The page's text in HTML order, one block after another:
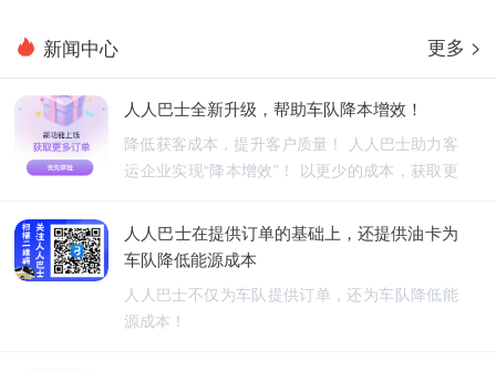
人人巴士五一放假通知-杭州包车网
人人巴士春节放假通知-杭州包车网
新闻中心 更多 >
人人巴士全新升级，帮助车队降本增效！
降低获客成本，提升客户质量！ 人人巴士助力客
运企业实现“降本增效”！ 以更少的成本，获取更
人人巴士在提供订单的基础上，还提供油卡为
车队降低能源成本
人人巴士不仅为车队提供订单，还为车队降低能
源成本！